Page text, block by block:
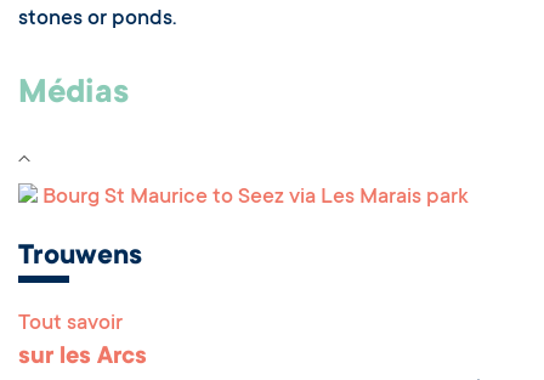
stones or ponds.
Médias
Bourg St Maurice to Seez via Les Marais park
Trouwens
Tout savoir
sur les Arcs